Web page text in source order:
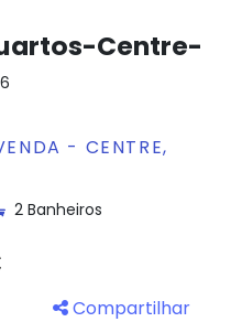
Centre-
- CENTRE,
2 Banheiros
Compartilhar